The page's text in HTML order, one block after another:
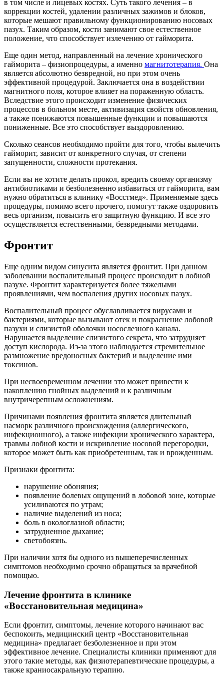
в том числе и лицевых костях. Суть такого лечения – в
коррекции костей, удалении различных зажимов и блоков,
которые мешают правильному функционированию носовых
пазух. Таким образом, кости занимают свое естественное
положение, что способствует излечению от гайморита.
Еще один метод, направленный на лечение хронического
гайморита – физиопроцедуры, а именно магнитотерапия. Она
является абсолютно безвредной, но при этом очень
эффективной процедурой. Заключается она в воздействии
магнитного поля, которое влияет на пораженную область.
Вследствие этого происходит изменение физических
процессов в больном месте, активизация свойств обновления,
а также понижаются повышенные функции и повышаются
пониженные. Все это способствует выздоровлению.
Сколько сеансов необходимо пройти для того, чтобы вылечить
гайморит, зависит от конкретного случая, от степени
запущенности, сложности протекания.
Если вы не хотите делать прокол, вредить своему организму
антибиотиками и безболезненно избавиться от гайморита, вам
нужно обратиться в клинику «Восстмед». Применяемые здесь
процедуры, помимо всего прочего, помогут также оздоровить
весь организм, повысить его защитную функцию. И все это
осуществляется естественными, безвредными методами.
Фронтит
Еще одним видом синусита является фронтит. При данном
заболевании воспалительный процесс происходит в лобной
пазухе. Фронтит характеризуется более тяжелыми
проявлениями, чем воспаления других носовых пазух.
Воспалительный процесс обуславливается вирусами и
бактериями, которые вызывают отек и покраснение лобовой
пазухи и слизистой оболочки носослезного канала.
Нарушается выделение слизистого секрета, что затрудняет
доступ кислорода. Из-за этого наблюдается стремительное
размножение вредоносных бактерий и выделение ими
токсинов.
При несвоевременном лечении это может привести к
накоплению гнойных выделений и к различным
внутричерепным осложнениям.
Причинами появления фронтита является длительный
насморк различного происхождения (аллергического,
инфекционного), а также инфекции хронического характера,
травмы лобной кости и искривление носовой перегородки,
которое может быть как приобретенным, так и врожденным.
Признаки фронтита:
нарушение обоняния;
появление болевых ощущений в лобовой зоне, которые
усиливаются по утрам;
наличие выделений из носа;
боль в окологлазной области;
затрудненное дыхание;
светобоязнь.
При наличии хотя бы одного из вышеперечисленных
симптомов необходимо срочно обращаться за врачебной
помощью.
Лечение фронтита в клинике
«Восстановительная медицина»
Если фронтит, симптомы, лечение которого начинают вас
беспокоить, медицинский центр «Восстановительная
медицина» предлагает безболезненное и при этом
эффективное лечение. Специалисты клиники применяют для
этого такие методы, как физиотерапевтические процедуры, а
также краниосакральную терапию.